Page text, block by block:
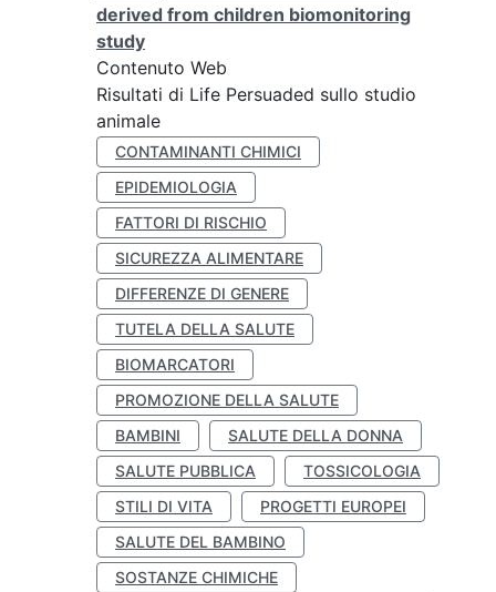
derived from children biomonitoring
study
Contenuto Web
Risultati di Life Persuaded sullo studio
animale
CONTAMINANTI CHIMICI
EPIDEMIOLOGIA
FATTORI DI RISCHIO
SICUREZZA ALIMENTARE
DIFFERENZE DI GENERE
TUTELA DELLA SALUTE
BIOMARCATORI
PROMOZIONE DELLA SALUTE
BAMBINI
SALUTE DELLA DONNA
SALUTE PUBBLICA
TOSSICOLOGIA
STILI DI VITA
PROGETTI EUROPEI
SALUTE DEL BAMBINO
SOSTANZE CHIMICHE